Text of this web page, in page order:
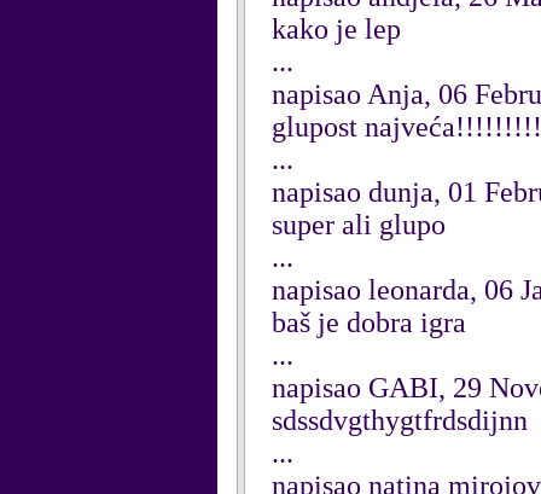
kako je lep
...
napisao Anja, 06
glupost
...
napisao dunja, 01
super ali glupo
...
napisao leonarda, 06
baš je dobra igra
...
napisao GABI, 29
sdssdvgthygtfrdsdijnn
...
napisao natina